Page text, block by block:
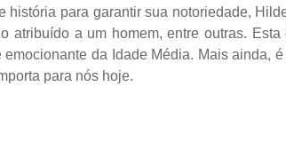
para garantir sua notoriedade,
atribuído a um homem, entre outras.
da Idade Média. Mais ainda,
para nós hoje.